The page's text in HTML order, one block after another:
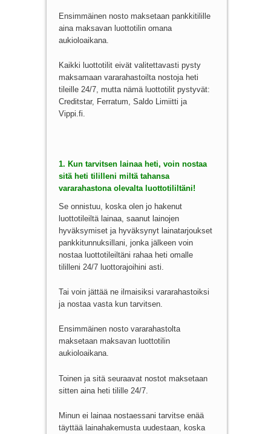
Ensimmäinen nosto maksetaan pankkitilille
aina maksavan luottotilin omana
aukioloaikana.
Kaikki luottotilit eivät valitettavasti pysty
maksamaan vararahastoilta nostoja heti
tileille 24/7, mutta nämä luottotilit pystyvät:
Creditstar, Ferratum, Saldo Limiitti ja
Vippi.fi.
1. Kun tarvitsen lainaa heti, voin nostaa
sitä heti tililleni miltä tahansa
vararahastona olevalta luottotililtäni!
Se onnistuu, koska olen jo hakenut
luottotileiltä lainaa, saanut lainojen
hyväksymiset ja hyväksynyt lainatarjoukset
pankkitunnuksillani, jonka jälkeen voin
nostaa luottotileiltäni rahaa heti omalle
tililleni 24/7 luottorajoihini asti.
Tai voin jättää ne ilmaisiksi vararahastoiksi
ja nostaa vasta kun tarvitsen.
Ensimmäinen nosto vararahastolta
maksetaan maksavan luottotilin
aukioloaikana.
Toinen ja sitä seuraavat nostot maksetaan
sitten aina heti tilille 24/7.
Minun ei lainaa nostaessani tarvitse enää
täyttää lainahakemusta uudestaan, koska